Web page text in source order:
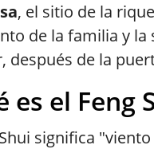
, el sitio de la
de la familia y
después de la
es el Feng
significa